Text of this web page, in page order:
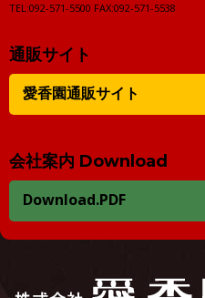
TEL:092-571-5500 FAX:092-571-5538
通販サイト
愛香園通販サイト
会社案内 Download
Download.PDF